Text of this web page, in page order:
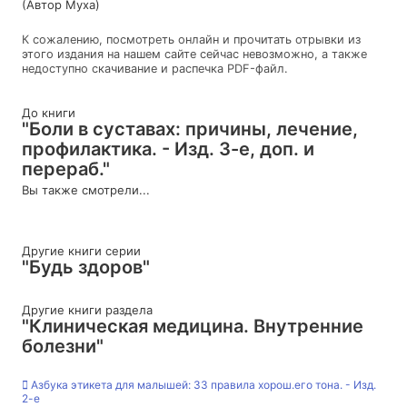
(Автор Муха)
К сожалению, посмотреть онлайн и прочитать отрывки из
этого издания на нашем сайте сейчас невозможно, а также
недоступно скачивание и распечка PDF-файл.
До книги
"Боли в суставах: причины, лечение,
профилактика. - Изд. 3-е, доп. и
перераб."
Вы также смотрели...
Другие книги серии
"Будь здоров"
Другие книги раздела
"Клиническая медицина. Внутренние
болезни"
Азбука этикета для малышей: 33 правила хорош.его тона. - Изд.
2-е